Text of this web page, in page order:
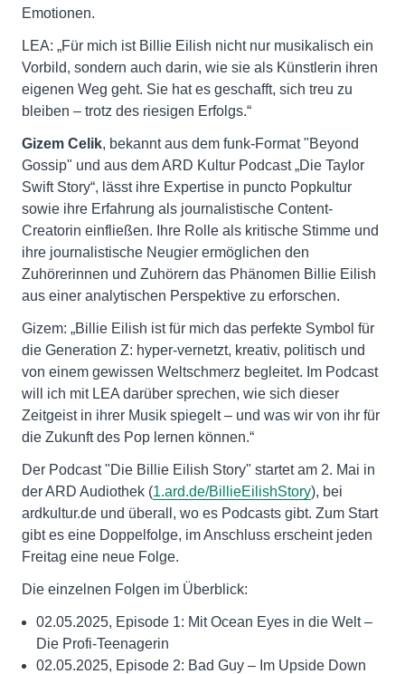
Emotionen.
LEA: „Für mich ist Billie Eilish nicht nur musikalisch ein
Vorbild, sondern auch darin, wie sie als Künstlerin ihren
eigenen Weg geht. Sie hat es geschafft, sich treu zu
bleiben – trotz des riesigen Erfolgs.“
Gizem Celik, bekannt aus dem funk-Format "Beyond
Gossip" und aus dem ARD Kultur Podcast „Die Taylor
Swift Story“, lässt ihre Expertise in puncto Popkultur
sowie ihre Erfahrung als journalistische Content-
Creatorin einfließen. Ihre Rolle als kritische Stimme und
ihre journalistische Neugier ermöglichen den
Zuhörerinnen und Zuhörern das Phänomen Billie Eilish
aus einer analytischen Perspektive zu erforschen.
Gizem: „Billie Eilish ist für mich das perfekte Symbol für
die Generation Z: hyper-vernetzt, kreativ, politisch und
von einem gewissen Weltschmerz begleitet. Im Podcast
will ich mit LEA darüber sprechen, wie sich dieser
Zeitgeist in ihrer Musik spiegelt – und was wir von ihr für
die Zukunft des Pop lernen können.“
Der Podcast "Die Billie Eilish Story" startet am 2. Mai in
der ARD Audiothek (1.ard.de/BillieEilishStory), bei
ardkultur.de und überall, wo es Podcasts gibt. Zum Start
gibt es eine Doppelfolge, im Anschluss erscheint jeden
Freitag eine neue Folge.
Die einzelnen Folgen im Überblick:
02.05.2025, Episode 1: Mit Ocean Eyes in die Welt –
Die Profi-Teenagerin
02.05.2025, Episode 2: Bad Guy – Im Upside Down